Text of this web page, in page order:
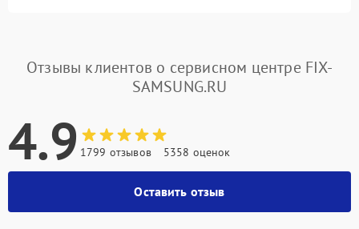
Отзывы клиентов о сервисном центре FIX-
SAMSUNG.RU
4.9 1799 отзывов 5358 оценок
Оставить отзыв